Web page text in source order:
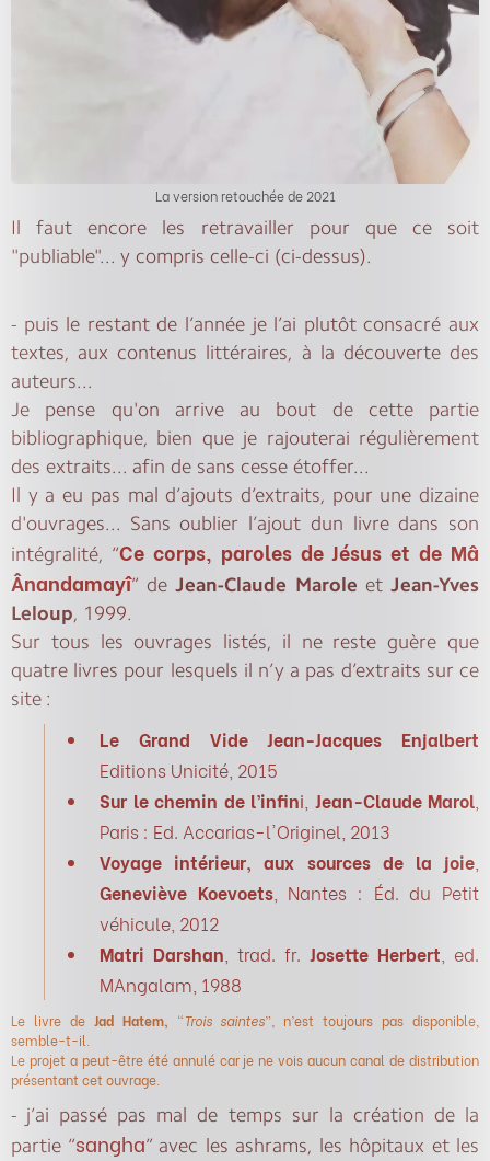
La version retouchée de 2021
Il faut encore les retravailler pour que ce soit
"publiable"... y compris celle-ci (ci-dessus).
- puis le restant de l’année je l’ai plutôt consacré aux
textes, aux contenus littéraires, à la découverte des
auteurs...
Je pense qu'on arrive au bout de cette partie
bibliographique, bien que je rajouterai régulièrement
des extraits... afin de sans cesse étoffer...
Il y a eu pas mal d’ajouts d’extraits, pour une dizaine
d'ouvrages... Sans oublier l’ajout dun livre dans son
intégralité, “Ce corps, paroles de Jésus et de Mâ
Ânandamayî” deJean-Claude Marole et Jean-Yves
Leloup, 1999.
Sur tous les ouvrages listés, il ne reste guère que
quatre livres pour lesquels il n’y a pas d’extraits sur ce
site :
Le Grand Vide
Jean-Jacques Enjalbert
Editions Unicité, 2015
Sur le chemin de l’infini Jean-Claude Marol
Paris : Ed. Accarias-l'Originel, 2013
Voyage intérieur, aux sources de la joie
Geneviève Koevoets, Nantes : Éd. du Petit
véhicule, 2012
Matri Darshan , trad. fr. Josette Herbert , ed.
MAngalam, 1988
Le livre de Jad Hatem, “Trois saintes”, n’est toujours pas disponible,
semble-t-il.
Le projet a peut-être été annulé car je ne vois aucun canal de distribution
présentant cet ouvrage.
- j’ai passé pas mal de temps sur la création de la
partie “sangha” avec les ashrams, les hôpitaux et les